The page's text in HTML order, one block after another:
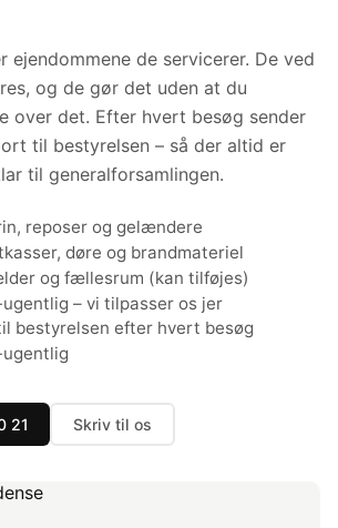
ejendommene de servicerer. De ved
og de gør det uden at du
over det. Efter hvert besøg sender
til bestyrelsen – så der altid er
til generalforsamlingen.
reposer og gelændere
døre og brandmateriel
og fællesrum (kan tilføjes)
– vi tilpasser os jer
bestyrelsen efter hvert besøg
21 Skriv til os